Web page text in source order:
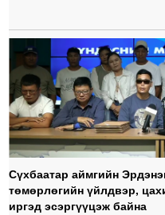
Сүхбаатар аймгийн
төмөрлөгийн үйлдвэр,
иргэд эсэргүүцэж байна